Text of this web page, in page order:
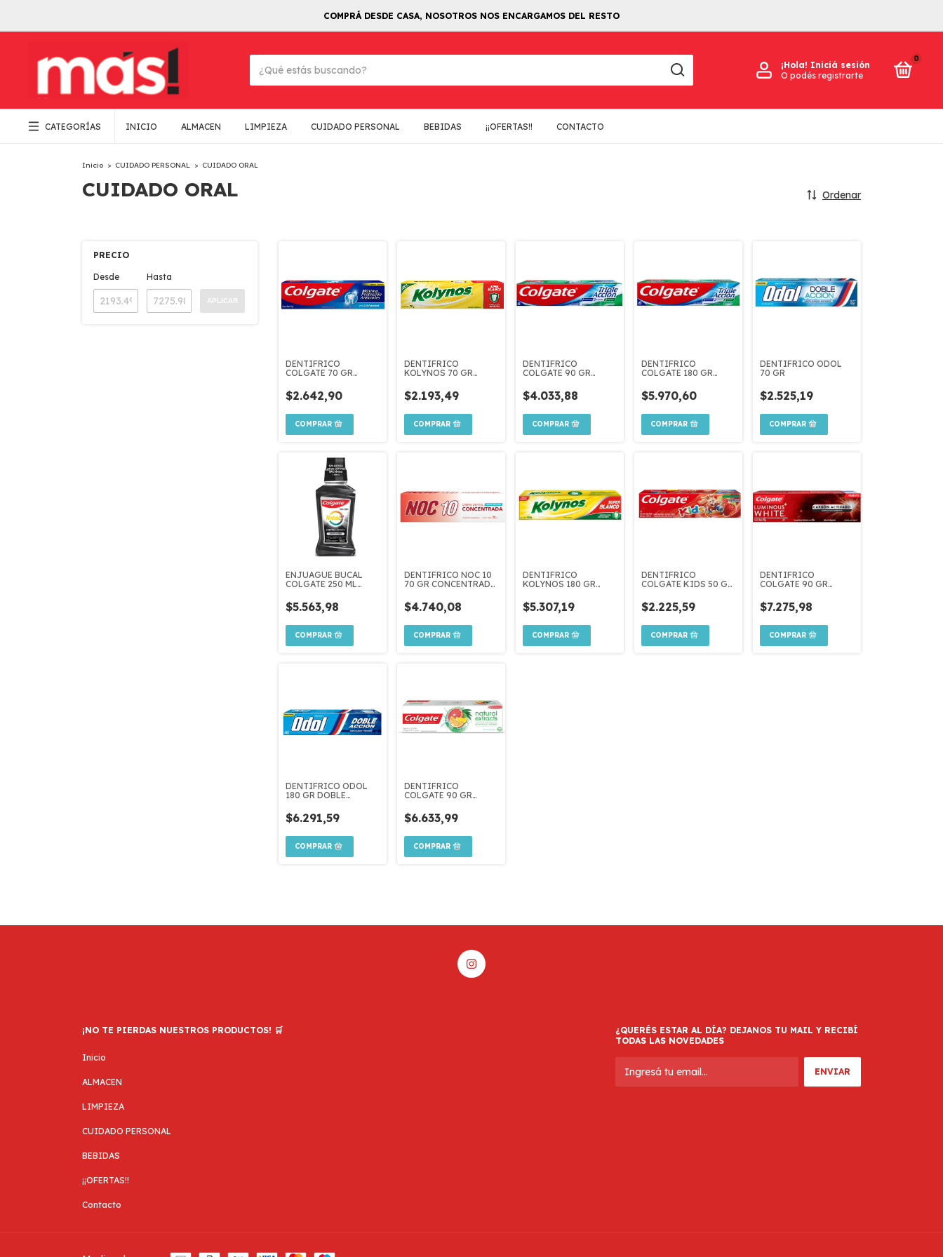
COMPRÁ DESDE CASA, NOSOTROS NOS ENCARGAMOS DEL RESTO
¡Hola! Iniciá sesión
O podés registrarte
0
CATEGORÍAS INICIO ALMACEN LIMPIEZA CUIDADO PERSONAL BEBIDAS ¡¡OFERTAS!! CONTACTO
Inicio > CUIDADO PERSONAL > CUIDADO ORAL
CUIDADO ORAL Ordenar
PRECIO
Desde Hasta
APLICAR
DENTIFRICO
COLGATE 70 GR
PROTECCION
ANTICARIES
$2.642,90
DENTIFRICO
KOLYNOS 70 GR
$2.193,49
DENTIFRICO
COLGATE 90 GR
$4.033,88
DENTIFRICO
COLGATE 180 GR
$5.970,60
DENTIFRICO ODOL
70 GR
$2.525,19
ENJUAGUE BUCAL
COLGATE 250 ML
$5.563,98
DENTIFRICO NOC 10
70 GR CONCENTRADA
$4.740,08
DENTIFRICO
KOLYNOS 180 GR
$5.307,19
DENTIFRICO
COLGATE KIDS 50 GR
$2.225,59
DENTIFRICO
COLGATE 90 GR
CARBON ACTIVADO
$7.275,98
DENTIFRICO ODOL
180 GR DOBLE
$6.291,59
DENTIFRICO
COLGATE 90 GR
CITRUS Y EUCALIPTO
$6.633,99
¡NO TE PIERDAS NUESTROS PRODUCTOS! 🛒
Inicio
ALMACEN
LIMPIEZA
CUIDADO PERSONAL
BEBIDAS
¡¡OFERTAS!!
Contacto
¿QUERÉS ESTAR AL DÍA? DEJANOS TU MAIL Y RECIBÍ
TODAS LAS NOVEDADES